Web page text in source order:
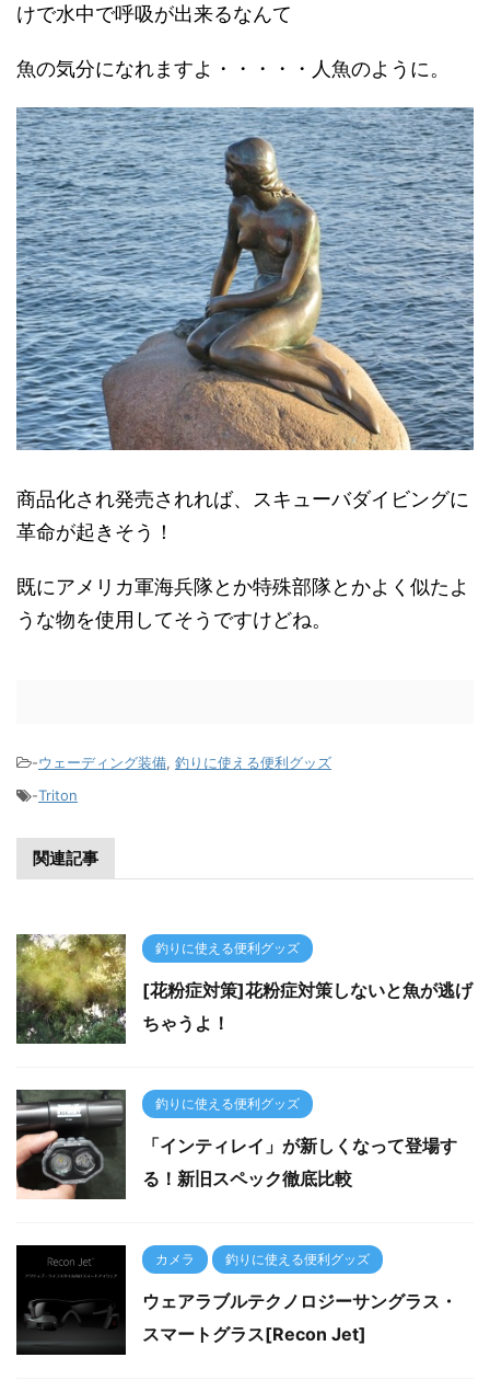
けで水中で呼吸が出来るなんて
魚の気分になれますよ・・・・・人魚のように。
商品化され発売されれば、スキューバダイビングに
革命が起きそう！
既にアメリカ軍海兵隊とか特殊部隊とかよく似たよ
うな物を使用してそうですけどね。
-ウェーディング装備, 釣りに使える便利グッズ
-Triton
関連記事
釣りに使える便利グッズ
[花粉症対策]花粉症対策しないと魚が逃げ
ちゃうよ！
釣りに使える便利グッズ
「インティレイ」が新しくなって登場す
る！新旧スペック徹底比較
カメラ 釣りに使える便利グッズ
ウェアラブルテクノロジーサングラス・
スマートグラス[Recon Jet]